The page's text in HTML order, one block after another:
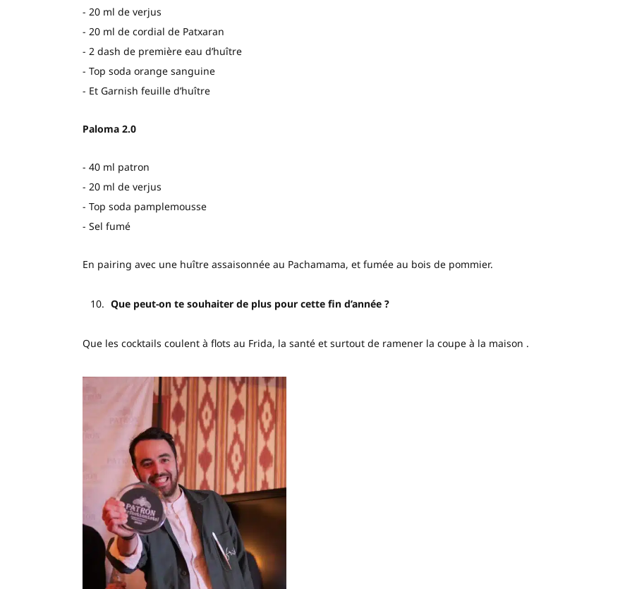
- 20 ml de verjus
- 20 ml de cordial de Patxaran
- 2 dash de première eau d’huître
- Top soda orange sanguine
- Et Garnish feuille d’huître
Paloma 2.0
- 40 ml patron
- 20 ml de verjus
- Top soda pamplemousse
- Sel fumé
En pairing avec une huître assaisonnée au Pachamama, et fumée au bois de pommier.
Que peut-on te souhaiter de plus pour cette fin d’année ?
Que les cocktails coulent à flots au Frida, la santé et surtout de ramener la coupe à la maison .